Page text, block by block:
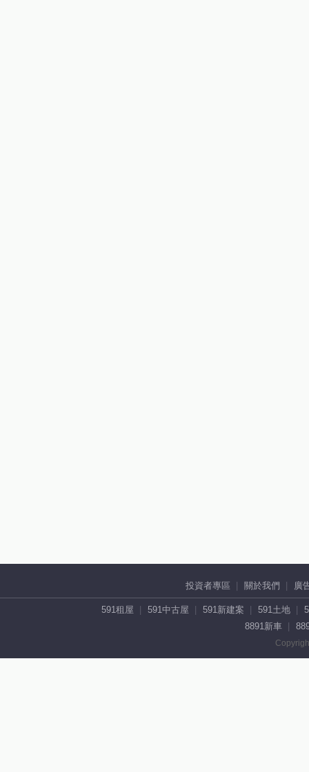
投資者專區 關於我們 廣
591租屋 591中古屋 591新建案 591土地
8891新車